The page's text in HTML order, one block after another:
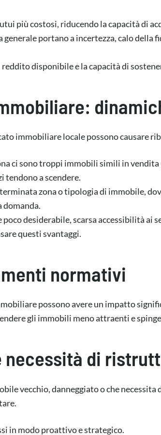
più costosi, riducendo la capacità di
portano a incertezza, calo della
disponibile e la capacità di
immobiliare locale possono causare
ci sono troppi immobili simili in vendita
tendono a scendere.
zona o tipologia di immobile,
poco desiderabile, scarsa accessibilità ai
questi svantaggi.
normativi
possono avere un impatto
gli immobili meno attraenti e
necessità di
vecchio, danneggiato o che
in modo proattivo e strategico.